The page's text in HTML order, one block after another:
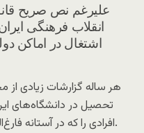
علیرغم نص صریح
انقلاب فرهنگی
اشتغال در اماکن
هر ساله گزارشات زیادی از
تحصیل در دانشگاه‌های
افرادی را که در آستانه فارغ‌التحصیلی هستند را نیز در بر می‌گیرد.